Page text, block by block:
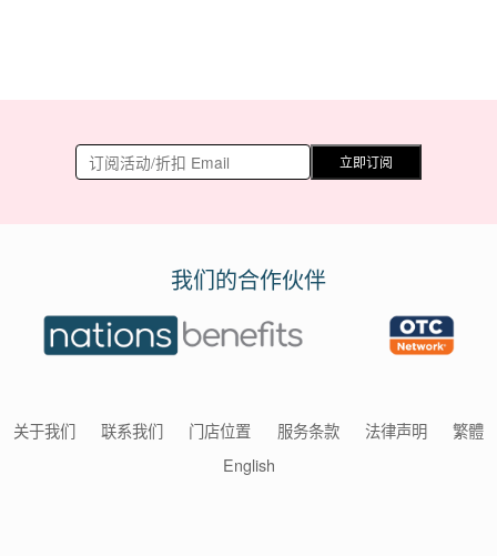
立即订阅
我们的合作伙伴
关于我们 联系我们 门店位置 服务条款 法律声明
繁體
English